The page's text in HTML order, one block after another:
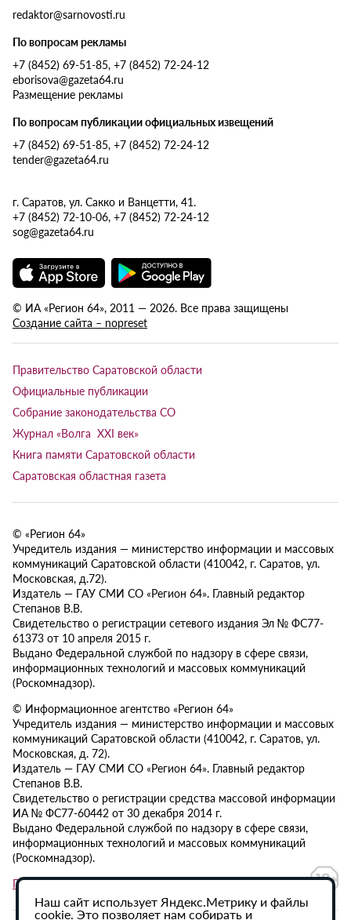
redaktor@sarnovosti.ru
По вопросам рекламы
+7 (8452) 69-51-85, +7 (8452) 72-24-12
eborisova@gazeta64.ru
Размещение рекламы
По вопросам публикации официальных извещений
+7 (8452) 69-51-85, +7 (8452) 72-24-12
tender@gazeta64.ru
г. Саратов, ул. Сакко и Ванцетти, 41.
+7 (8452) 72-10-06, +7 (8452) 72-24-12
sog@gazeta64.ru
© ИА «Регион 64», 2011 — 2026. Все права защищены
Создание сайта – nopreset
Правительство Саратовской области
Официальные публикации
Собрание законодательства СО
Журнал «Волга XXI век»
Книга памяти Саратовской области
Саратовская областная газета
© «Регион 64»
Учредитель издания — министерство информации и массовых
коммуникаций Саратовской области (410042, г. Саратов, ул.
Московская, д.72).
Издатель — ГАУ СМИ СО «Регион 64». Главный редактор
Степанов В.В.
Свидетельство о регистрации сетевого издания Эл № ФС77-
61373 от 10 апреля 2015 г.
Выдано Федеральной службой по надзору в сфере связи,
информационных технологий и массовых коммуникаций
(Роскомнадзор).
© Информационное агентство «Регион 64»
Учредитель издания — министерство информации и массовых
коммуникаций Саратовской области (410042, г. Саратов, ул.
Московская, д. 72).
Издатель — ГАУ СМИ СО «Регион 64». Главный редактор
Степанов В.В.
Свидетельство о регистрации средства массовой информации
ИА № ФС77-60442 от 30 декабря 2014 г.
Выдано Федеральной службой по надзору в сфере связи,
информационных технологий и массовых коммуникаций
(Роскомнадзор).
Политика в отношении обработки персональных данных
Наш сайт использует Яндекс.Метрику и файлы
cookie. Это позволяет нам собирать и